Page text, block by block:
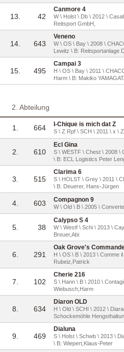
13. 42
Canmore 4
W \ Holst \ Db \ 2012 \
Reitsport GmbH,
14. 643
Veneno
W \ OS \ Bay \ 2008 \
Lewitz \ B: Reitsportanlage
15. 495
Campai 3
H \ OS \ Bay \ 2011 \
Harm \ B: Makiko
2. Abteilung
1. 664 I-Chique is mich dat Z
S \ Z.Rpf \ SCH \ 2011 \ x \
2. 610
Ecl Gina
S \ WESTF \ Chest \ 2008 \
\ B: ECL Logistics Peter
3. 515
Clarima 6
S \ HOLST \ Grey \ 2011 \
\ B: Deuerer, Hans-Jürgen
4. 603 Compagnon 9
W \ Old \ B \ 2005 \
5. 38
Calypso S 4
W \ Westf \ Schi \ 2013 \
Breuer,Abi
6. 291
Oak Grove's
H \ OS \ B \ 2013 \ Comme
Rubeiz,Patrick
7. 102
Cherie 216
S \ Hann \ B \ 2010 \
Wiebusch,Harm
8. 634
Diaron OLD
H \ Old \ SCHI \ 2012 \
Schockemöhle
9. 469
Dialuna
S \ Holst \ Schwb \ 2013 \
\ B: Wiepert,Klaus-Peter